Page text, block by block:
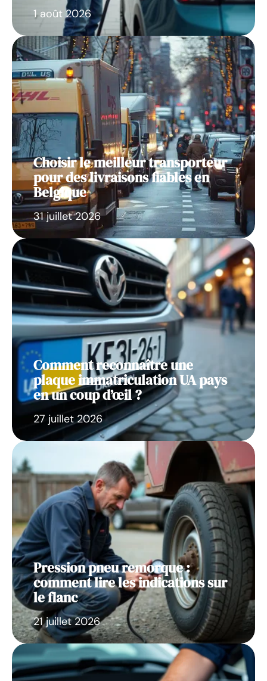
1 août 2026
Choisir le meilleur transporteur
pour des livraisons fiables en
Belgique
31 juillet 2026
Comment reconnaître une
plaque immatriculation UA pays
en un coup d’œil ?
27 juillet 2026
Pression pneu remorque :
comment lire les indications sur
le flanc
21 juillet 2026